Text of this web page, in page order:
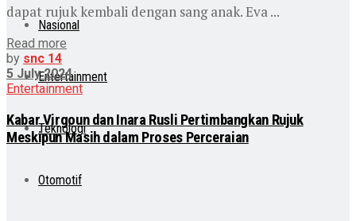
Nasional
Entertainment
Teknologi
Otomotif
dapat rujuk kembali dengan sang anak. Eva ...
Read more
by snc 14
5 July 2024
Entertainment
Kabar Virgoun dan Inara Rusli Pertimbangkan Rujuk
Meskipun Masih dalam Proses Perceraian